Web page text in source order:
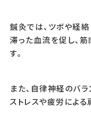
鍼灸では、ツボや経絡
滞った血流を促し、
す。
また、自律神経のバラ
ストレスや疲労による